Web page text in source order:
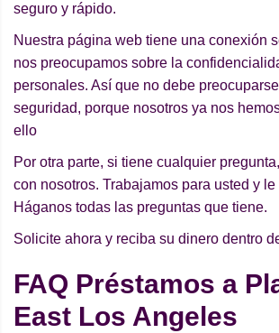
seguro y rápido.
Nuestra página web tiene una conexión
nos preocupamos sobre la
personales. Así que no debe
seguridad, porque nosotros ya nos
ello
Por otra parte, si tiene cualquier
con nosotros. Trabajamos para usted y
Háganos todas las preguntas que tiene.
Solicite ahora y reciba su dinero dentro
FAQ Préstamos a
East Los Angeles